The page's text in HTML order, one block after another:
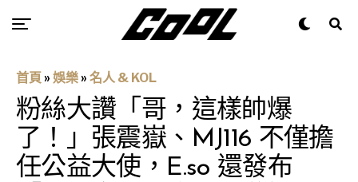
首頁 » 娛樂 » 名人 & KOL
粉絲大讚「哥，這樣帥爆
了！」張震嶽、MJ116 不僅擔
任公益大使，E.so 還發布